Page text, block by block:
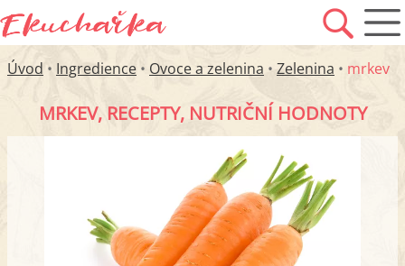
Úvod • Ingredience • Ovoce a zelenina • Zelenina • mrkev
MRKEV, RECEPTY, NUTRIČNÍ HODNOTY